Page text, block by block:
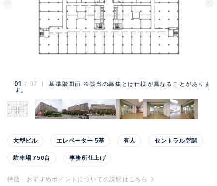
01 07
基準階図面 ※該当の募集とは仕様が異なることがありま
す。
大型ビル エレベーター 5基 有人 セントラル空調
駐車場 750台 事務所仕上げ
特徴・おすすめポイントについての説明はこちら